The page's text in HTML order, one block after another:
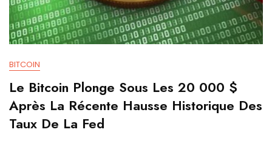
BITCOIN
Le Bitcoin Plonge Sous Les 20 000 $
Après La Récente Hausse Historique Des
Taux De La Fed